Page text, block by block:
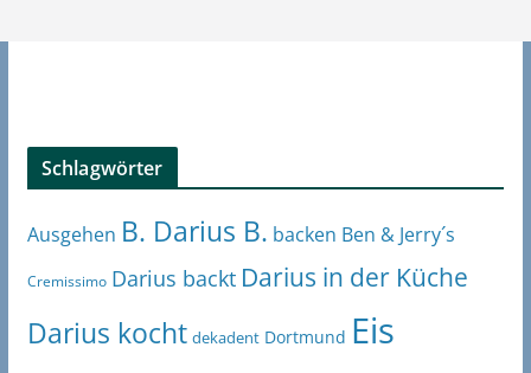
Schlagwörter
Ausgehen B. Darius B. backen Ben & Jerry´s
Cremissimo Darius backt Darius in der Küche
Darius kocht dekadent Dortmund Eis